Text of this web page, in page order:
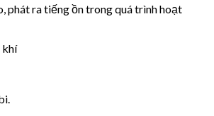
phát ra tiếng ồn trong quá trình hoạt
khí